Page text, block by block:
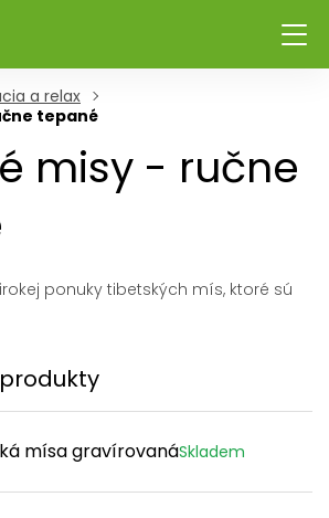
a relax
tepané
misy - ručne
ponuky tibetských mís, ktoré sú
mísa gravírovanáSkladem